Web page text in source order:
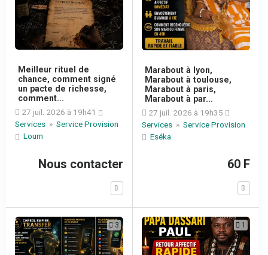
Meilleur rituel de
chance, comment signé
un pacte de richesse,
comment...
27 juil. 2026 à 19h41
Services » Service Provision
Loum
Nous contacter
Marabout à lyon,
Marabout à toulouse,
Marabout à paris,
Marabout à par...
27 juil. 2026 à 19h35
Services » Service Provision
Eséka
60 F
3 1